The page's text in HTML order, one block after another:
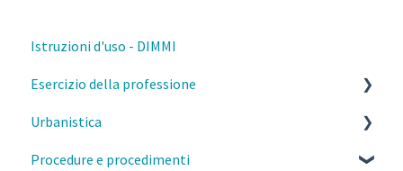
Istruzioni d'uso - DIMMI
Esercizio della professione
Parcelle, contratti e diritto civile
Deontologia
Urbanistica
PGT Milano- Norme morfologiche
Procedure e procedimenti